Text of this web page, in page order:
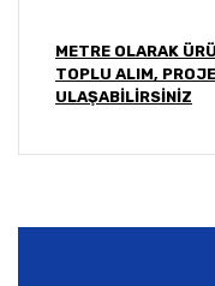
METRE OLARAK
TOPLU ALIM,
ULAŞABİLİRSİNİZ
Bu ürünün fiyat
Görüş ve